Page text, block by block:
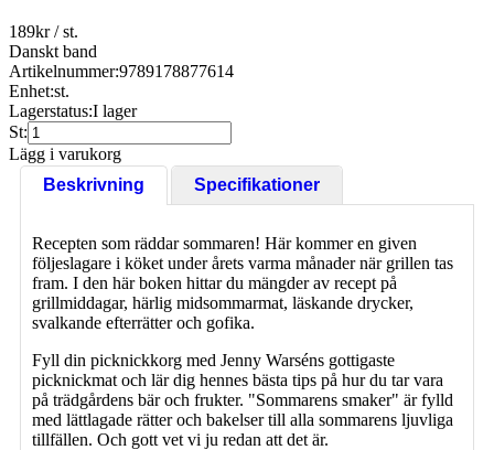
189kr/ st.
Danskt band
Artikelnummer:9789178877614
Enhet:st.
Lagerstatus:I lager
St:
Lägg i varukorg
Beskrivning
Specifikationer
Recepten som räddar sommaren! Här kommer en given
följeslagare i köket under årets varma månader när grillen tas
fram. I den här boken hittar du mängder av recept på
grillmiddagar, härlig midsommarmat, läskande drycker,
svalkande efterrätter och gofika.
Fyll din picknickkorg med Jenny Warséns gottigaste
picknickmat och lär dig hennes bästa tips på hur du tar vara
på trädgårdens bär och frukter. "Sommarens smaker" är fylld
med lättlagade rätter och bakelser till alla sommarens ljuvliga
tillfällen. Och gott vet vi ju redan att det är.